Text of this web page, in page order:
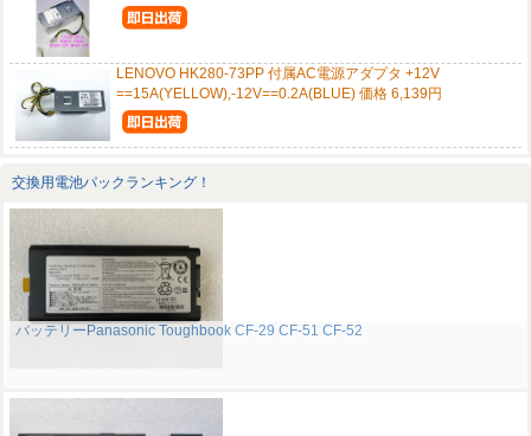
LENOVO HK280-73PP 付属AC電源アダプタ +12V
==15A(YELLOW),-12V==0.2A(BLUE) 価格 6,139円
交換用電池パックランキング！
バッテリーPanasonic Toughbook CF-29 CF-51 CF-52